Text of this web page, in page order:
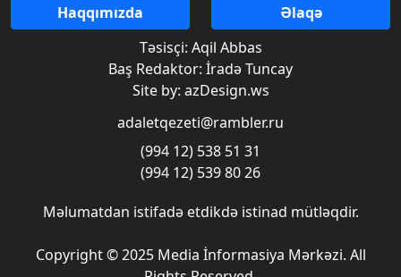
Haqqımızda
Əlaqə
Təsisçi: Aqil Abbas
Baş Redaktor: İradə Tuncay
Site by: azDesign.ws
adaletqezeti@rambler.ru
(994 12) 538 51 31
(994 12) 539 80 26
Məlumatdan istifadə etdikdə istinad mütləqdir.
Copyright © 2025 Media İnformasiya Mərkəzi. All